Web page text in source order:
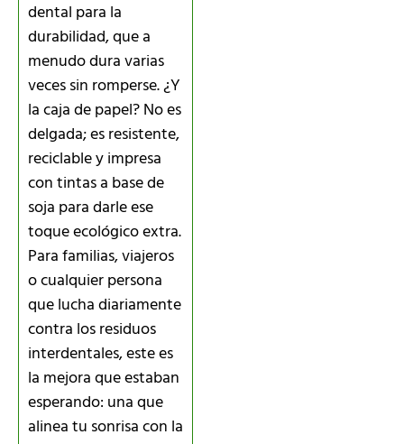
dental para la
durabilidad, que a
menudo dura varias
veces sin romperse. ¿Y
la caja de papel? No es
delgada; es resistente,
reciclable y impresa
con tintas a base de
soja para darle ese
toque ecológico extra.
Para familias, viajeros
o cualquier persona
que lucha diariamente
contra los residuos
interdentales, este es
la mejora que estaban
esperando: una que
alinea tu sonrisa con la